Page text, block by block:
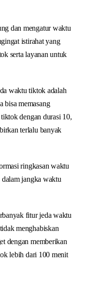
dan mengatur waktu
istirahat yang
serta layanan untuk
waktu tiktok adalah
bisa memasang
dengan durasi 10,
terlalu banyak
ringkasan waktu
jangka waktu
fitur jeda waktu
menghabiskan
dengan memberikan
lebih dari 100 menit